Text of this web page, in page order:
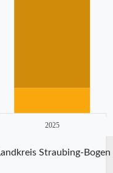
2025
Straubing-Bogen